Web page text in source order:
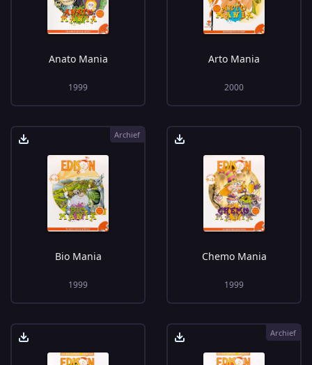
Anato Mania
1999
Arto Mania
2000
Bio Mania
1999
Archief
Chemo Mania
1999
Archief